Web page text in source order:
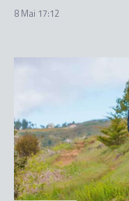
8 Mai 17:12